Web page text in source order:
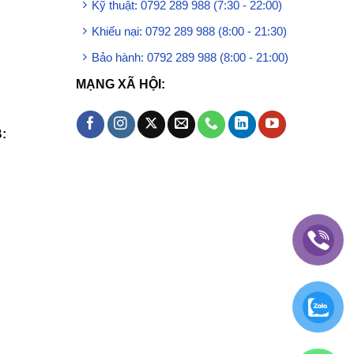
Kỹ thuật: 0792 289 988 (7:30 - 22:00)
Khiếu nại: 0792 289 988 (8:00 - 21:30)
Bảo hành: 0792 289 988 (8:00 - 21:00)
MẠNG XÃ HỘI: